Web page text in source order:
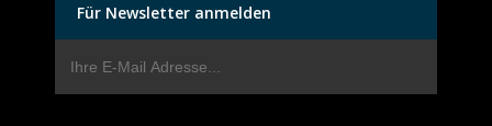
Für Newsletter anmelden